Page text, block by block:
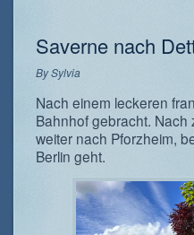
Saverne nach
BySylvia
Nach einem leckeren
Bahnhof gebracht.
weiter nach Pforzheim,
Berlin geht.